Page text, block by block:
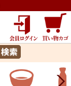
グルメ